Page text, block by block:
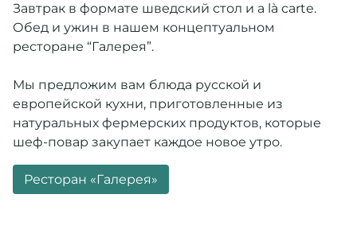
Завтрак в формате шведский стол и a là carte.
Обед и ужин в нашем концептуальном
ресторане “Галерея”.
Мы предложим вам блюда русской и
европейской кухни, приготовленные из
натуральных фермерских продуктов, которые
шеф-повар закупает каждое новое утро.
Ресторан «Галерея»
«Абрамцево», экскурсии в места исторического
наследия, боулинг (1 час). Развлекательная
программа (согласно анонсу).
31 декабря – завтрак (шведский стол), обед,
новогодний банкет с развлекательной программой,
барная карта (крепкий алкоголь в стоимость не
входит), развлекательная программа (согласно
анонсу).